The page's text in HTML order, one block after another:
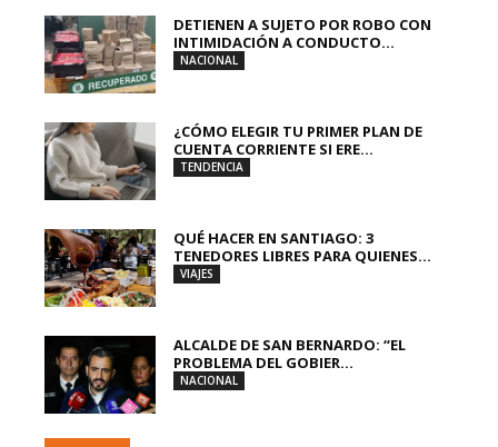
DETIENEN A SUJETO POR ROBO CON
INTIMIDACIÓN A CONDUCTO...
NACIONAL
¿CÓMO ELEGIR TU PRIMER PLAN DE
CUENTA CORRIENTE SI ERE...
TENDENCIA
QUÉ HACER EN SANTIAGO: 3
TENEDORES LIBRES PARA QUIENES...
VIAJES
ALCALDE DE SAN BERNARDO: “EL
PROBLEMA DEL GOBIER...
NACIONAL